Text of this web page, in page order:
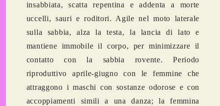
insabbiata, scatta repentina e addenta a morte
uccelli, sauri e roditori. Agile nel moto laterale
sulla sabbia, alza la testa, la lancia di lato e
mantiene immobile il corpo, per minimizzare il
contatto con la sabbia rovente. Periodo
riproduttivo aprile-giugno con le femmine che
attraggono i maschi con sostanze odorose e con
accoppiamenti simili a una danza; la femmina